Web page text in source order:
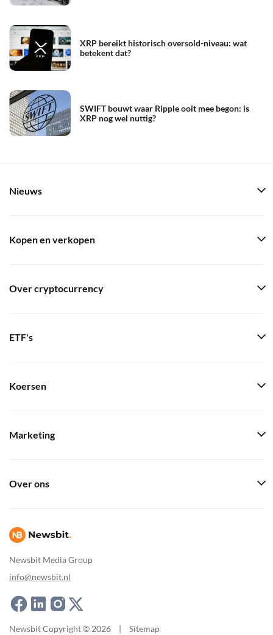
XRP bereikt historisch oversold-niveau: wat
betekent dat?
SWIFT bouwt waar Ripple ooit mee begon: is
XRP nog wel nuttig?
Newsbit Media Group
info@newsbit.nl
Nieuws
Kopen en verkopen
Over cryptocurrency
ETF's
Koersen
Marketing
Over ons
Newsbit Copyright © 2026 | Sitemap